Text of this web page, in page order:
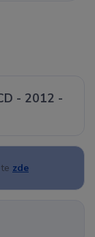
- 2012 -
zde